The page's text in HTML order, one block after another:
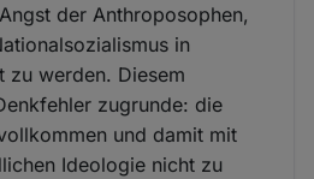
der Anthroposophen,
in
zu werden. Diesem
zugrunde: die
und damit mit
Ideologie nicht zu